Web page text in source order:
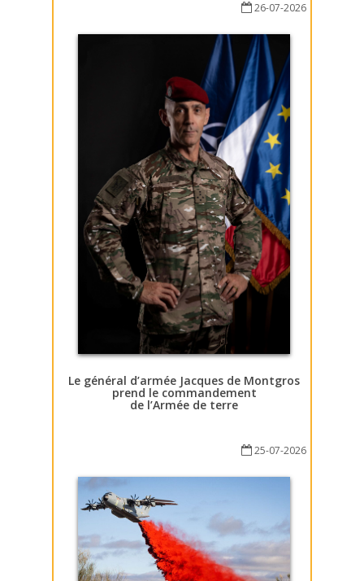
26-07-2026
Le général d’armée Jacques de Montgros
prend le commandement
de l’Armée de terre
25-07-2026